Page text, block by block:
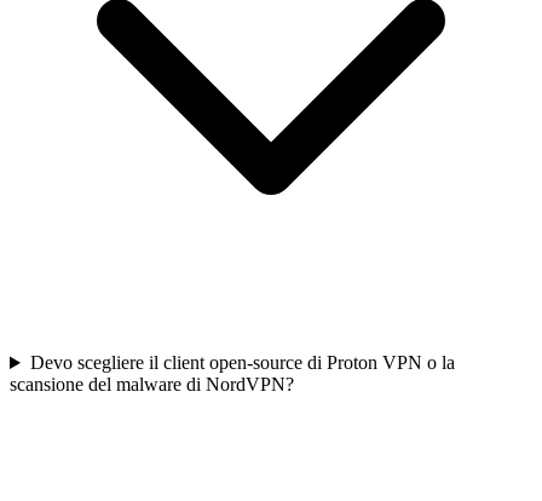
Devo scegliere il client open-source di Proton VPN o la
scansione del malware di NordVPN?